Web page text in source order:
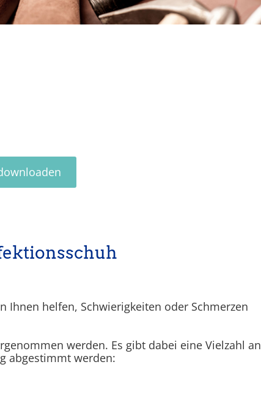
Ihnen helfen, Schwierigkeiten oder Schmerzen
werden. Es gibt dabei eine Vielzahl an
abgestimmt werden: